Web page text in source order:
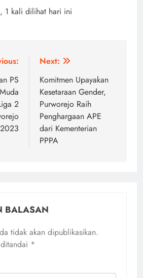
, 1 kali dilihat hari ini
PS
2
2023
Next:
Komitmen Upayakan
Kesetaraan Gender,
Purworejo Raih
Penghargaan APE
dari Kementerian
PPPA
BALASAN
tidak akan dipublikasikan.
*